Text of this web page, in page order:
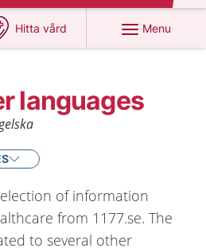
Hitta vård
at 1177.se
Menu
languages
of information
from 1177.se. The
to several other